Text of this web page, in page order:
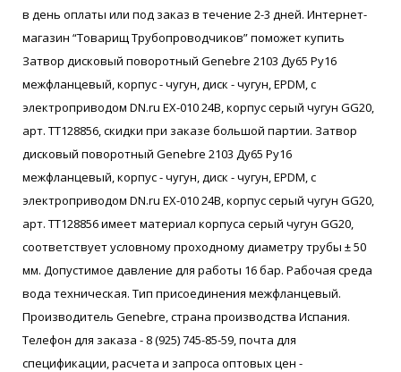
в день оплаты или под заказ в течение 2-3 дней. Интернет-
магазин “Товарищ Трубопроводчиков” поможет купить
Затвор дисковый поворотный Genebre 2103 Ду65 Ру16
межфланцевый, корпус - чугун, диск - чугун, EPDM, с
электроприводом DN.ru EX-010 24В, корпус серый чугун GG20,
арт. ТТ128856, скидки при заказе большой партии. Затвор
дисковый поворотный Genebre 2103 Ду65 Ру16
межфланцевый, корпус - чугун, диск - чугун, EPDM, с
электроприводом DN.ru EX-010 24В, корпус серый чугун GG20,
арт. ТТ128856 имеет материал корпуса серый чугун GG20,
соответствует условному проходному диаметру трубы ± 50
мм. Допустимое давление для работы 16 бар. Рабочая среда
вода техническая. Тип присоединения межфланцевый.
Производитель Genebre, страна производства Испания.
Телефон для заказа - 8 (925) 745-85-59, почта для
спецификации, расчета и запроса оптовых цен -